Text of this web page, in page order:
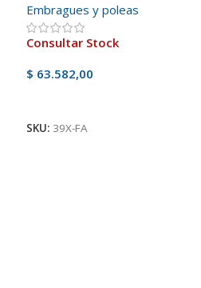
Embragues y poleas
Consultar Stock
$ 63.582,00
SKU: 39X-FA